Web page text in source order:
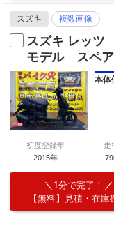
スズキ 複数画像
スズキ レッ
モデル スペ
本体
初度登録年
2015年
走
1分で完了！
【無料】見積・在庫